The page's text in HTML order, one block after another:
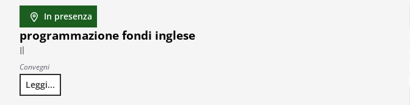
In presenza
programmazione fondi inglese
Il
Convegni
Leggi...
programmazione fondi inglese